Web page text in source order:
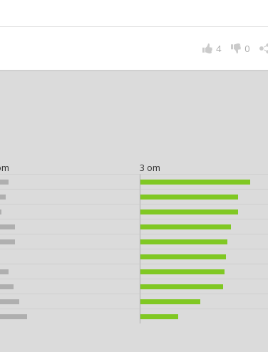
0
4
3 om